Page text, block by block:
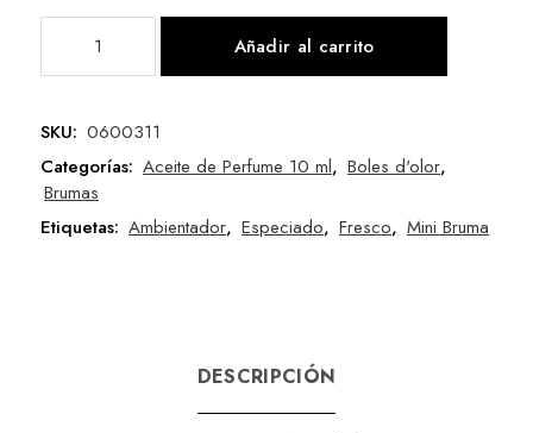
Añadir al carrito
SKU: 0600311
Categorías: Aceite de Perfume 10 ml, Boles d'olor,
Brumas
Etiquetas: Ambientador, Especiado, Fresco, Mini Bruma
DESCRIPCIÓN